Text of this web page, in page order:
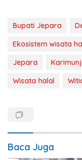
Bupati Jepara
Ekosistem wisata
Jepara
Wisata halal
Baca Juga